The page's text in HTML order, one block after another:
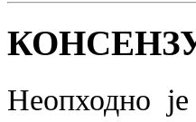
Неопходно